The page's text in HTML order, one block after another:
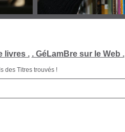
livres . . GéLamBre sur le Web .
des Titres trouvés !